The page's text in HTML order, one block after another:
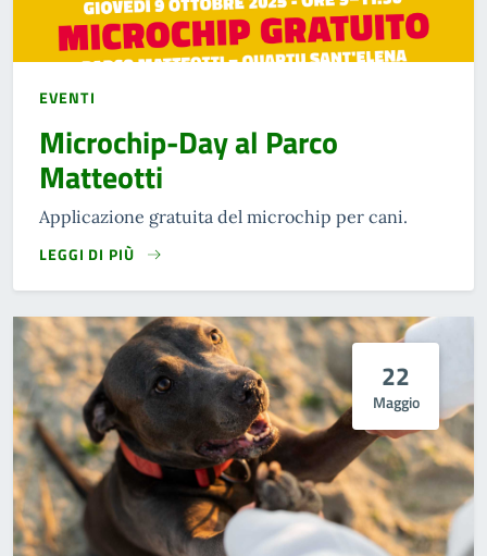
EVENTI
Microchip-Day al Parco
Matteotti
Applicazione gratuita del microchip per cani.
LEGGI DI PIÙ
22
Maggio